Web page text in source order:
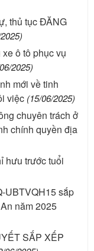
thủ tục ĐĂNG
ô tô phục vụ
2025)
mới về tinh
việc (15/06/2025)
chuyên trách ở
chính quyền địa
hưu trước tuổi
UBTVQH15 sắp
năm 2025
SẮP XẾP